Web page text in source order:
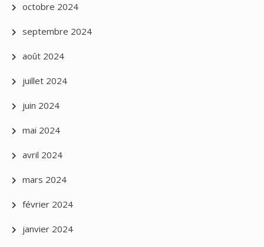
octobre 2024
septembre 2024
août 2024
juillet 2024
juin 2024
mai 2024
avril 2024
mars 2024
février 2024
janvier 2024